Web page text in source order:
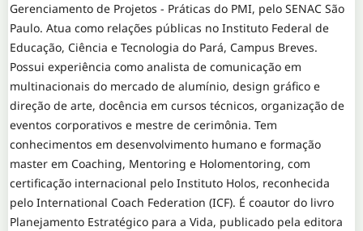
Gerenciamento de Projetos - Práticas do PMI, pelo SENAC São
Paulo. Atua como relações públicas no Instituto Federal de
Educação, Ciência e Tecnologia do Pará, Campus Breves.
Possui experiência como analista de comunicação em
multinacionais do mercado de alumínio, design gráfico e
direção de arte, docência em cursos técnicos, organização de
eventos corporativos e mestre de cerimônia. Tem
conhecimentos em desenvolvimento humano e formação
master em Coaching, Mentoring e Holomentoring, com
certificação internacional pelo Instituto Holos, reconhecida
pelo International Coach Federation (ICF). É coautor do livro
Planejamento Estratégico para a Vida, publicado pela editora